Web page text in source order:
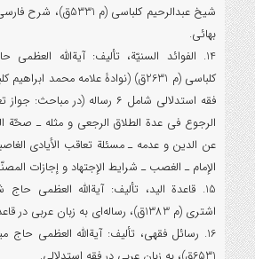
شیخ عبدالرحیم کلباسی
بهائی.
14. الفوائد السنیّة، تألیف: آیةالله
کلباسی (م 2631ق) (نوادۀ علامه محمد
فقه استدلالی شامل ۶ رساله (در
الرجوع فی عدة الطلاق الرجعی و مثله ـ صحّة
عن الدین و عدمه ـ مسئلة تعاقب الأیادی
الإمام ـ الغصب ـ شرایط الإجتهاد و إجازات
15. قاعدة الید، تألیف: آیةالله العظمی
اشتری (م 1383ق)، رساله‌ای به زبان عربی در قاعدۀ فقهیۀ ید.
16. رسائل فقهی، تألیف: آیةالله العظمی حاج